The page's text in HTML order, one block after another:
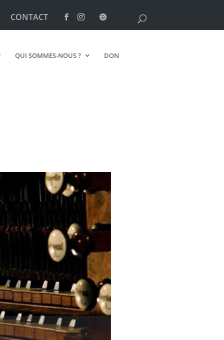
CONTACT
QUI SOMMES-NOUS ? DON